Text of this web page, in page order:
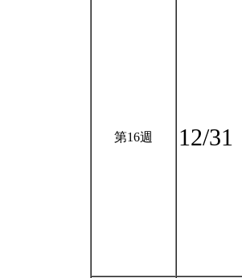
第16週 12/31